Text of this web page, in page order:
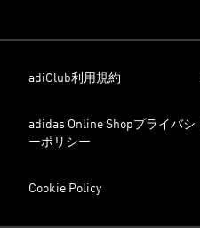
adiClub利用規約
adidas Online Shopプライバシ
ーポリシー
Cookie Policy